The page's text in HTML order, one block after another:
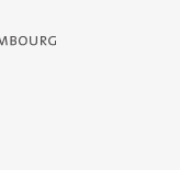
- Service